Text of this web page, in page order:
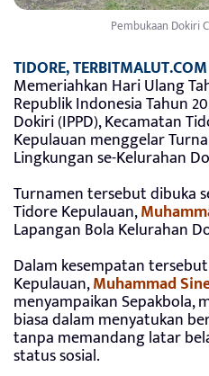
Pembukaan Dokiri
TIDORE,
Memeriahkan Hari Ulang
Republik Indonesia Tahun
Dokiri (IPPD), Kecamatan
Kepulauan menggelar
Lingkungan se-Kelurahan
Turnamen tersebut dibuka
Tidore Kepulauan,
Lapangan Bola Kelurahan
Dalam kesempatan
Kepulauan,Muhammad
menyampaikan Sepakbola,
biasa dalam menyatukan
tanpa memandang latar
status sosial.